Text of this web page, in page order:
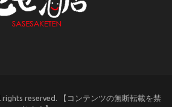
reserved. 【コンテンツの無断転載を禁